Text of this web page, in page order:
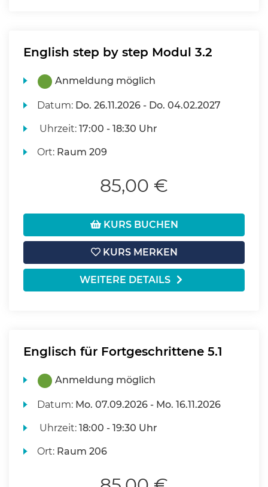
English step by step Modul 3.2
Anmeldung möglich
Datum: Do. 26.11.2026 - Do. 04.02.2027
Uhrzeit:17:00 - 18:30 Uhr
Ort: Raum 209
85,00 €
KURS BUCHEN
KURS MERKEN
WEITERE DETAILS
Englisch für Fortgeschrittene 5.1
Anmeldung möglich
Datum: Mo. 07.09.2026 - Mo. 16.11.2026
Uhrzeit:18:00 - 19:30 Uhr
Ort: Raum 206